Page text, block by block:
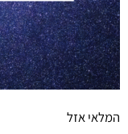
המלאי אזל